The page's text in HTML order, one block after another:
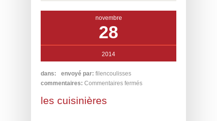
novembre
28
2014
dans: envoyé par: filencoulisses
commentaires: Commentaires fermés
les cuisinières